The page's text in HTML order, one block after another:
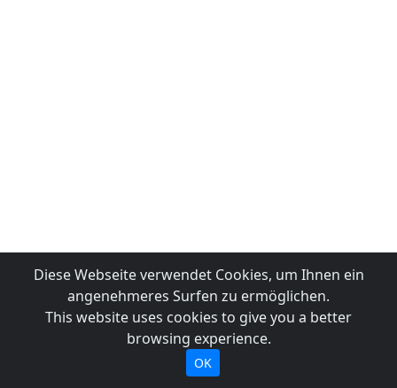
Diese Webseite verwendet Cookies, um Ihnen ein
angenehmeres Surfen zu ermöglichen.
This website uses cookies to give you a better
browsing experience.
OK